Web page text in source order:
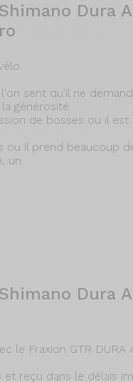
Dura
sent qu'il ne
générosité.
de bosses ou il
ou il prend beaucoup
un
Dura
le Fraxion GTR
reçu dans le délais